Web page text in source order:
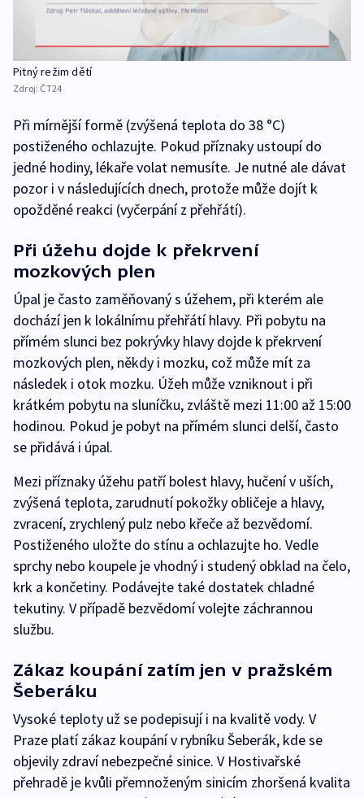
Pitný režim dětí
Zdroj: ČT24
Při mírnější formě (zvýšená teplota do 38 °C)
postiženého ochlazujte. Pokud příznaky ustoupí do
jedné hodiny, lékaře volat nemusíte. Je nutné ale dávat
pozor i v následujících dnech, protože může dojít k
opožděné reakci (vyčerpání z přehřátí).
Při úžehu dojde k překrvení
mozkových plen
Úpal je často zaměňovaný s úžehem, při kterém ale
dochází jen k lokálnímu přehřátí hlavy. Při pobytu na
přímém slunci bez pokrývky hlavy dojde k překrvení
mozkových plen, někdy i mozku, což může mít za
následek i otok mozku. Úžeh může vzniknout i při
krátkém pobytu na sluníčku, zvláště mezi 11:00 až 15:00
hodinou. Pokud je pobyt na přímém slunci delší, často
se přidává i úpal.
Mezi příznaky úžehu patří bolest hlavy, hučení v uších,
zvýšená teplota, zarudnutí pokožky obličeje a hlavy,
zvracení, zrychlený pulz nebo křeče až bezvědomí.
Postiženého uložte do stínu a ochlazujte ho. Vedle
sprchy nebo koupele je vhodný i studený obklad na čelo,
krk a končetiny. Podávejte také dostatek chladné
tekutiny. V případě bezvědomí volejte záchrannou
službu.
Zákaz koupání zatím jen v pražském
Šeberáku
Vysoké teploty už se podepisují i na kvalitě vody. V
Praze platí zákaz koupání v rybníku Šeberák, kde se
objevily zdraví nebezpečné sinice. V Hostivařské
přehradě je kvůli přemnoženým sinicím zhoršená kvalita